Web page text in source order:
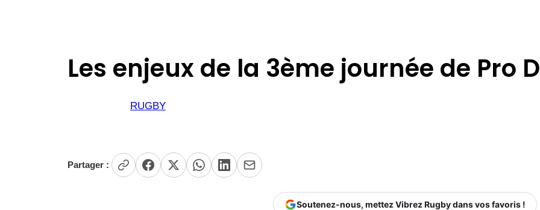
Les enjeux de la 3ème journée de Pro
RUGBY
Partager :
Soutenez-nous, mettez Vibrez Rugby dans vos favoris !